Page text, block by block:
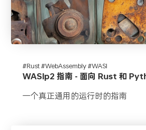
#Rust #WebAssembly #WASI
WASIp2 指南 - 面向 Rust 和
一个真正通用的运行时的指南